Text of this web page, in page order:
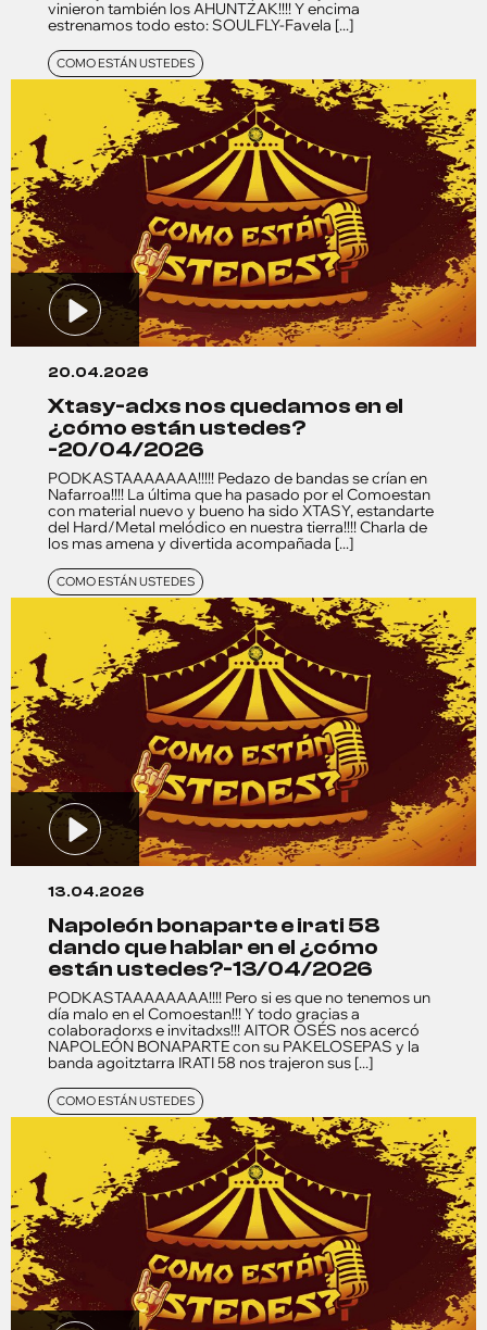
vinieron también los AHUNTZAK!!!! Y encima
estrenamos todo esto: SOULFLY-Favela [...]
COMO ESTÁN USTEDES
20.04.2026
xtasy-adxs nos quedamos en el
¿cómo están ustedes?
-20/04/2026
PODKASTAAAAAAA!!!!! Pedazo de bandas se crían en
Nafarroa!!!! La última que ha pasado por el Comoestan
con material nuevo y bueno ha sido XTASY, estandarte
del Hard/Metal melódico en nuestra tierra!!!! Charla de
los mas amena y divertida acompañada [...]
COMO ESTÁN USTEDES
13.04.2026
napoleón bonaparte e irati 58
dando que hablar en el ¿cómo
están ustedes?-13/04/2026
PODKASTAAAAAAAA!!!! Pero si es que no tenemos un
día malo en el Comoestan!!! Y todo gracias a
colaboradorxs e invitadxs!!! AITOR OSÉS nos acercó
NAPOLEÓN BONAPARTE con su PAKELOSEPAS y la
banda agoitztarra IRATI 58 nos trajeron sus [...]
COMO ESTÁN USTEDES